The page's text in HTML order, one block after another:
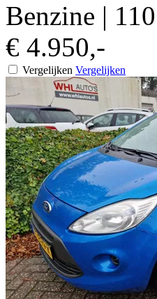
Benzine |
€ 4.950,-
Vergelijken Vergelijken